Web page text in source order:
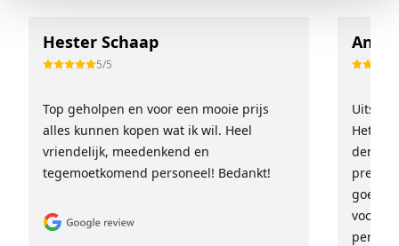
Hester Schaap
5/5
Top geholpen en voor een mooie prijs
alles kunnen kopen wat ik wil. Heel
vriendelijk, meedenkend en
tegemoetkomend personeel! Bedankt!
Anne
Het
denkt
goed
voor